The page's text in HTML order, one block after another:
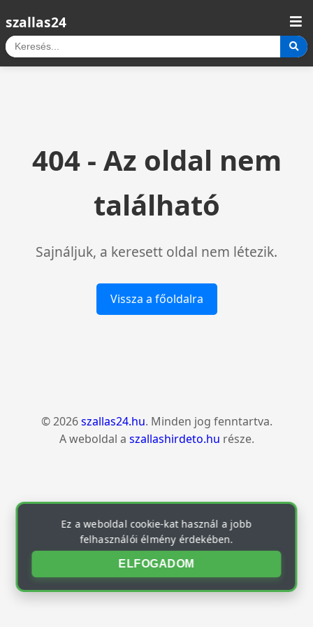
szallas24
404 - Az oldal nem
található
Sajnáljuk, a keresett oldal nem létezik.
Vissza a főoldalra
© 2026szallas24.hu. Minden jog fenntartva.
A weboldal a szallashirdeto.hu része.
Ez a weboldal cookie-kat használ a jobb
felhasználói élmény érdekében.
ELFOGADOM